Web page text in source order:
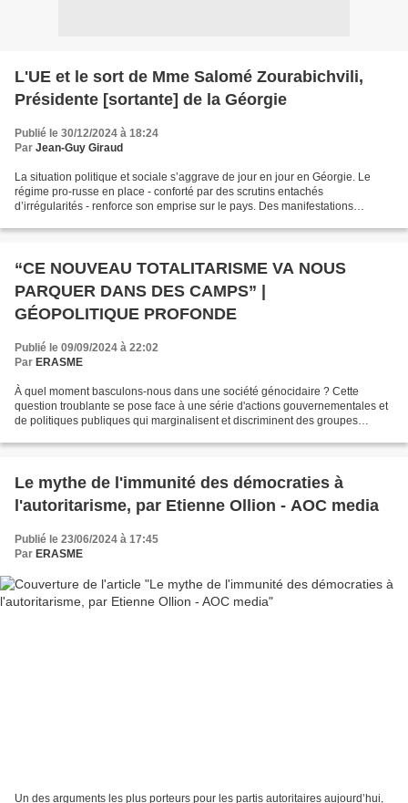
L'UE et le sort de Mme Salomé Zourabichvili,
Présidente [sortante] de la Géorgie
Publié le 30/12/2024 à 18:24
Par Jean-Guy Giraud
La situation politique et sociale s’aggrave de jour en jour en Géorgie. Le
régime pro-russe en place - conforté par des scrutins entachés
d’irrégularités - renforce son emprise sur le pays. Des manifestations
“CE NOUVEAU TOTALITARISME VA NOUS
PARQUER DANS DES CAMPS” |
GÉOPOLITIQUE PROFONDE
Publié le 09/09/2024 à 22:02
Par ERASME
À quel moment basculons-nous dans une société génocidaire ? Cette
question troublante se pose face à une série d'actions gouvernementales et
de politiques publiques qui marginalisent et discriminent des groupes
Le mythe de l'immunité des démocraties à
l'autoritarisme, par Etienne Ollion - AOC media
Publié le 23/06/2024 à 17:45
Par ERASME
Un des arguments les plus porteurs pour les partis autoritaires aujourd’hui,